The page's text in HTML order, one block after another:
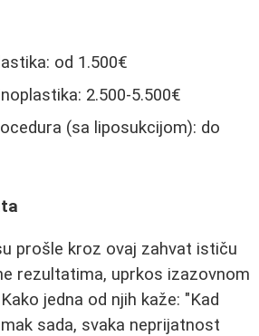
od 1.500€
2.500-5.500€
(sa liposukcijom): do
prošle kroz ovaj zahvat ističu
rezultatima, uprkos izazovnom
jedna od njih kaže: "Kad
sada, svaka neprijatnost